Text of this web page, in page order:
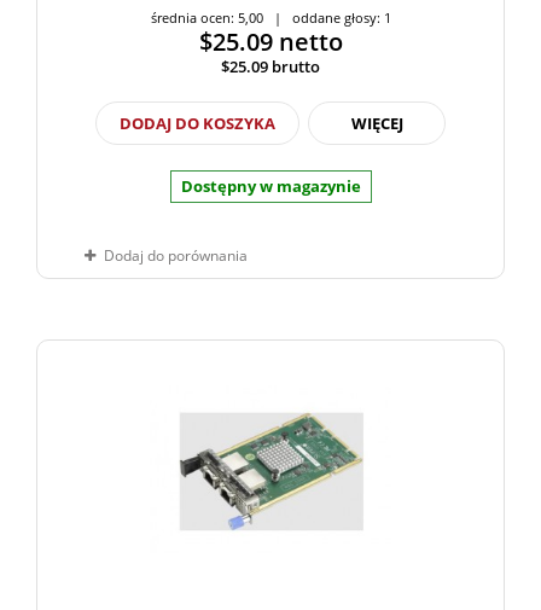
średnia ocen: 5,00 | oddane głosy: 1
$25.09 netto
$25.09 brutto
DODAJ DO KOSZYKA WIĘCEJ
Dostępny w magazynie
Dodaj do porównania